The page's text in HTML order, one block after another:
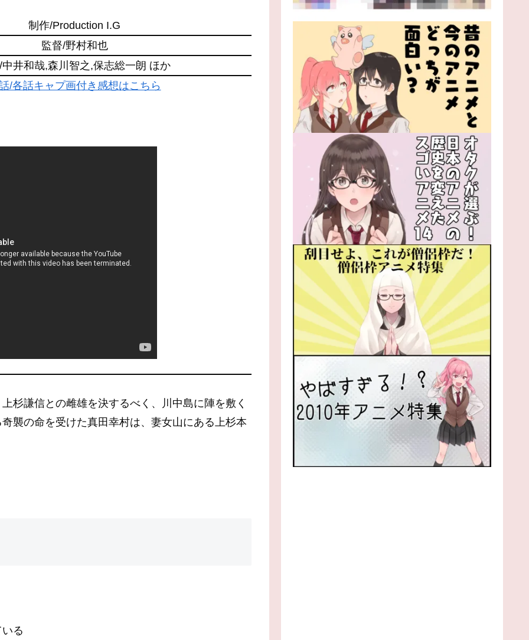
制作/Production I.G
監督/野村和也
井和哉,森川智之,保志総一朗 ほか
/各話キャプ画付き感想はこちら
謙信との雌雄を決するべく、川中島に陣を敷く
襲の命を受けた真田幸村は、妻女山にある上杉本
る